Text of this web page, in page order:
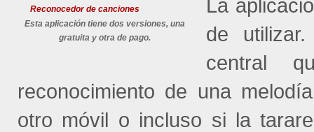
Reconocedor de canciones
Esta aplicación tiene dos versiones, una
gratuita y otra de pago.
La
de
central
reconocimiento de una
otro móvil o incluso si la